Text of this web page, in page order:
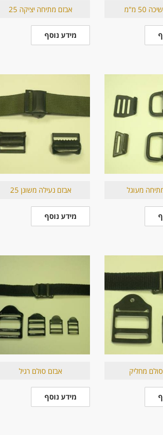
50 מ"מ אבזם מתיחה יציקה 25
מידע נוסף
מעוגל אבזם נעילה משונן 25
מידע נוסף
מחליק אבזם סולם רגיל
מידע נוסף